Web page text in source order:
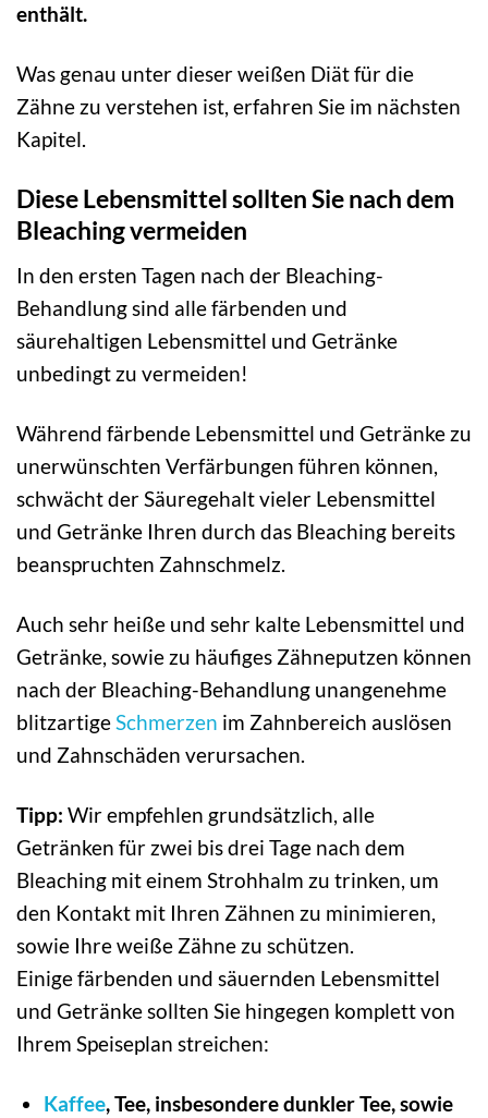
enthält.
Was genau unter dieser weißen Diät für die
Zähne zu verstehen ist, erfahren Sie im nächsten
Kapitel.
Diese Lebensmittel sollten Sie nach dem
Bleaching vermeiden
In den ersten Tagen nach der Bleaching-
Behandlung sind alle färbenden und
säurehaltigen Lebensmittel und Getränke
unbedingt zu vermeiden!
Während färbende Lebensmittel und Getränke zu
unerwünschten Verfärbungen führen können,
schwächt der Säuregehalt vieler Lebensmittel
und Getränke Ihren durch das Bleaching bereits
beanspruchten Zahnschmelz.
Auch sehr heiße und sehr kalte Lebensmittel und
Getränke, sowie zu häufiges Zähneputzen können
nach der Bleaching-Behandlung unangenehme
blitzartigeSchmerzen im Zahnbereich auslösen
und Zahnschäden verursachen.
Tipp: Wir empfehlen grundsätzlich, alle
Getränken für zwei bis drei Tage nach dem
Bleaching mit einem Strohhalm zu trinken, um
den Kontakt mit Ihren Zähnen zu minimieren,
sowie Ihre weiße Zähne zu schützen.
Einige färbenden und säuernden Lebensmittel
und Getränke sollten Sie hingegen komplett von
Ihrem Speiseplan streichen:
Kaffee, Tee, insbesondere dunkler Tee, sowie